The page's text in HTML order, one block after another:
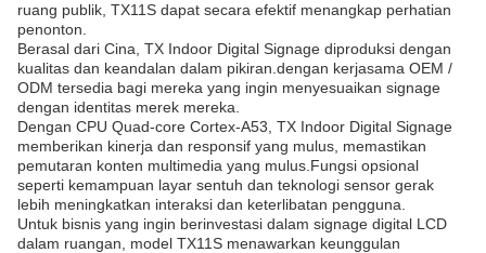
ruang publik, TX11S dapat secara efektif menangkap perhatian
penonton.
Berasal dari Cina, TX Indoor Digital Signage diproduksi dengan
kualitas dan keandalan dalam pikiran.dengan kerjasama OEM /
ODM tersedia bagi mereka yang ingin menyesuaikan signage
dengan identitas merek mereka.
Dengan CPU Quad-core Cortex-A53, TX Indoor Digital Signage
memberikan kinerja dan responsif yang mulus, memastikan
pemutaran konten multimedia yang mulus.Fungsi opsional
seperti kemampuan layar sentuh dan teknologi sensor gerak
lebih meningkatkan interaksi dan keterlibatan pengguna.
Untuk bisnis yang ingin berinvestasi dalam signage digital LCD
dalam ruangan, model TX11S menawarkan keunggulan